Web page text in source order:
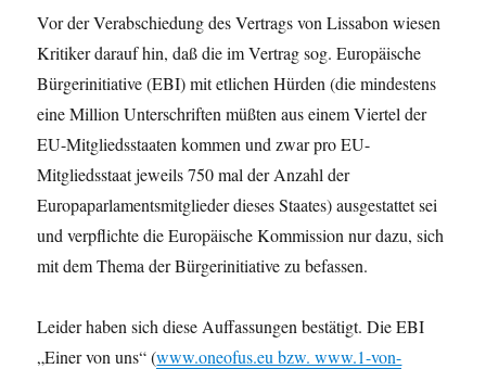
Vor der Verabschiedung des Vertrags von Lissabon wiesen
Kritiker darauf hin, daß die im Vertrag sog. Europäische
Bürgerinitiative (EBI) mit etlichen Hürden (die mindestens
eine Million Unterschriften müßten aus einem Viertel der
EU-Mitgliedsstaaten kommen und zwar pro EU-
Mitgliedsstaat jeweils 750 mal der Anzahl der
Europaparlamentsmitglieder dieses Staates) ausgestattet sei
und verpflichte die Europäische Kommission nur dazu, sich
mit dem Thema der Bürgerinitiative zu befassen.
Leider haben sich diese Auffassungen bestätigt. Die EBI
„Einer von uns“ (www.oneofus.eu bzw. www.1-von-